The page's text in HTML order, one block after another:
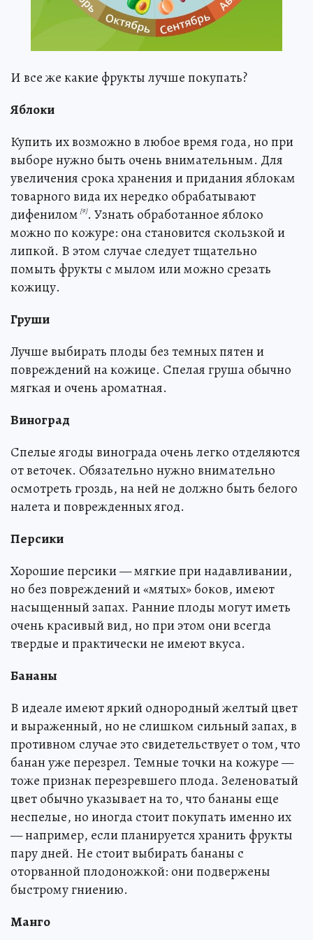
И все же какие фрукты лучше покупать?
Яблоки
Купить их возможно в любое время года, но при
выборе нужно быть очень внимательным. Для
увеличения срока хранения и придания яблокам
товарного вида их нередко обрабатывают
дифенилом [9]. Узнать обработанное яблоко
можно по кожуре: она становится скользкой и
липкой. В этом случае следует тщательно
помыть фрукты с мылом или можно срезать
кожицу.
Груши
Лучше выбирать плоды без темных пятен и
повреждений на кожице. Спелая груша обычно
мягкая и очень ароматная.
Виноград
Спелые ягоды винограда очень легко отделяются
от веточек. Обязательно нужно внимательно
осмотреть гроздь, на ней не должно быть белого
налета и поврежденных ягод.
Персики
Хорошие персики — мягкие при надавливании,
но без повреждений и «мятых» боков, имеют
насыщенный запах. Ранние плоды могут иметь
очень красивый вид, но при этом они всегда
твердые и практически не имеют вкуса.
Бананы
В идеале имеют яркий однородный желтый цвет
и выраженный, но не слишком сильный запах, в
противном случае это свидетельствует о том, что
банан уже перезрел. Темные точки на кожуре —
тоже признак перезревшего плода. Зеленоватый
цвет обычно указывает на то, что бананы еще
неспелые, но иногда стоит покупать именно их
— например, если планируется хранить фрукты
пару дней. Не стоит выбирать бананы с
оторванной плодоножкой: они подвержены
быстрому гниению.
Манго